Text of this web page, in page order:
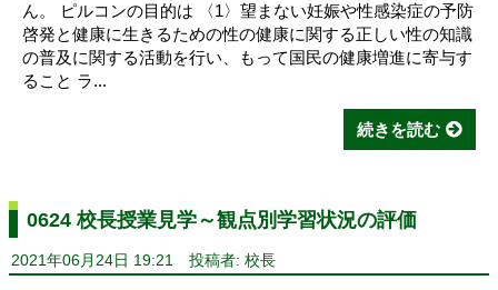
ん。 ピルコンの目的は 〈1〉望まない妊娠や性感染症の予防
啓発と健康に生きるための性の健康に関する正しい性の知識
の普及に関する活動を行い、もって国民の健康増進に寄与す
ること ラ...
続きを読む
0624 校長授業見学～観点別学習状況の評価
2021年06月24日 19:21 投稿者: 校長